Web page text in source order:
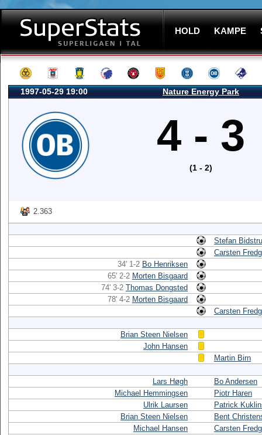
HOLD KAMPE
1997-05-29 19:00 Nature Energy Park
4 - 3
(1 - 2)
2.363
Stefan
Carsten
34' 1-2 Bo Henriksen
65' 2-2 Morten Bisgaard
74' 3-2 Thomas Dongsted
78' 4-2 Morten Bisgaard
Carsten
Brian Steen Nielsen
John Hansen
Martin Birn
Lars Høgh
Bo Andersen
Michael Hemmingsen
Piotr Haren
Ulrik Laursen
Patrick
Brian Steen Nielsen
Bent
Michael Hansen
Carsten